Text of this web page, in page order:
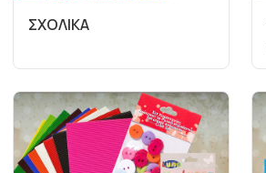
ΣΧΟΛΙΚΑ